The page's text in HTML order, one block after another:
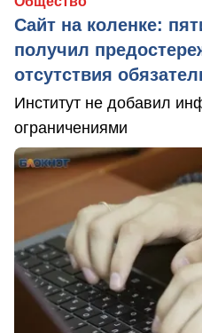
Сайт на коленке:
получил
отсутствия
Институт не добавил
ограничениями